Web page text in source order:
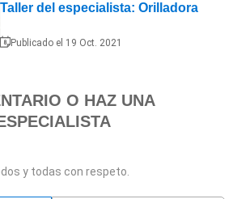
Taller del especialista: Orilladora
Publicado el 19 Oct. 2021
O HAZ UNA
y todas con respeto.